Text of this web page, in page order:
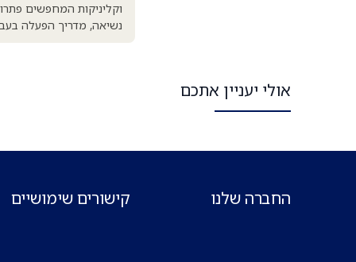
נשיאה, מדריך הפעלה
אולי יעניין אתכם
החברה שלנו קישורים שימושיים